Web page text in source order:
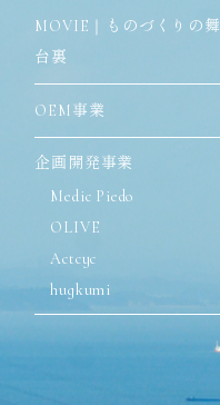
MOVIE｜ものづくりの舞
台裏
OEM事業
企画開発事業
Medic Piedo
OLIVE
Actcyc
hugkumi